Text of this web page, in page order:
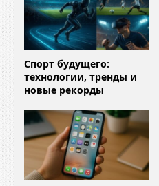
Спорт будущего:
технологии, тренды и
новые рекорды